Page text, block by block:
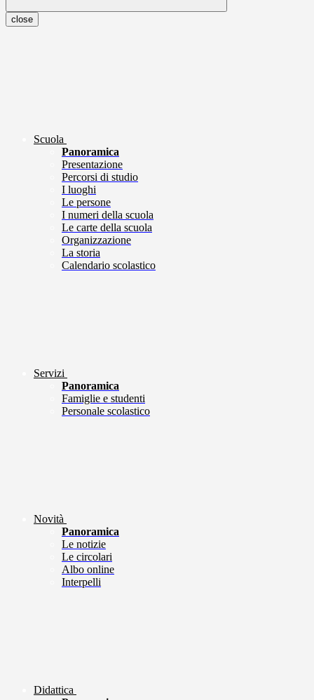
close
Scuola
Panoramica
Presentazione
Percorsi di studio
I luoghi
Le persone
I numeri della scuola
Le carte della scuola
Organizzazione
La storia
Calendario scolastico
Servizi
Panoramica
Famiglie e studenti
Personale scolastico
Novità
Panoramica
Le notizie
Le circolari
Albo online
Interpelli
Didattica